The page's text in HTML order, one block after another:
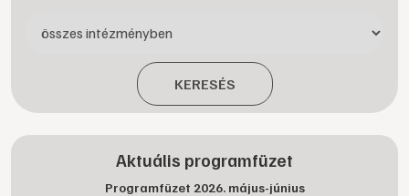
KERESÉS
Aktuális programfüzet
Programfüzet 2026. május-június